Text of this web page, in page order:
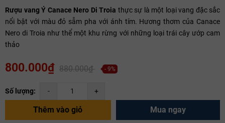
Rượu vang Ý Canace Nero Di Troia thực sự là một loại vang đặc sắc
nổi bật với màu đỏ sẫm pha với ánh tím. Hương thơm của Canace
Nero di Troia như thể một khu rừng với những loại trái cây ướp cam
thảo
800.000₫ 880.000₫ - 9%
Số lượng: - +
Thêm vào giỏ Mua ngay